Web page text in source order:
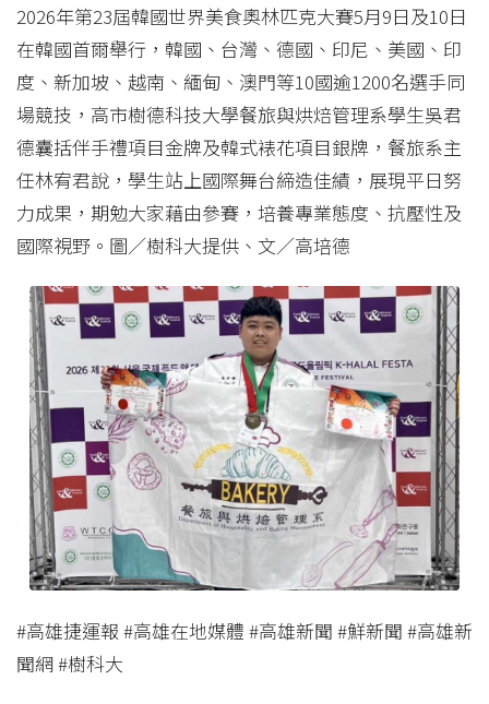
購
物
2026年第23屆韓國世界美食奧林匹克大賽5月9日及10日
在韓國首爾舉行，韓國、台灣、德國、印尼、美國、印
度、新加坡、越南、緬甸、澳門等10國逾1200名選手同
場競技，高市樹德科技大學餐旅與烘焙管理系學生吳君
德囊括伴手禮項目金牌及韓式裱花項目銀牌，餐旅系主
任林宥君說，學生站上國際舞台締造佳績，展現平日努
力成果，期勉大家藉由參賽，培養專業態度、抗壓性及
國際視野。圖／樹科大提供、文／高培德
#高雄捷運報 #高雄在地媒體 #高雄新聞 #鮮新聞 #高雄新
聞網 #樹科大